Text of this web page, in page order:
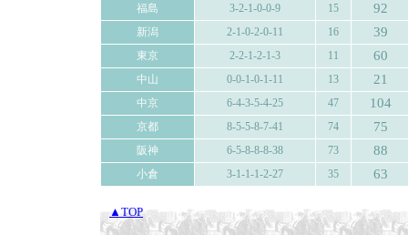
福島 3-2-1-0-0-9 15 92
新潟 2-1-0-2-0-11 16 39
東京 2-2-1-2-1-3 11 60
中山 0-0-1-0-1-11 13 21
中京 6-4-3-5-4-25 47 104
京都 8-5-5-8-7-41 74 75
阪神 6-5-8-8-8-38 73 88
小倉 3-1-1-1-2-27 35 63
▲TOP